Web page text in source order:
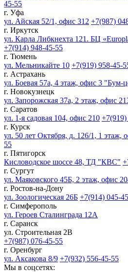
45-55
г. Уфа
ул. Айская 52/1, офис 312 +7(987)
г. Иркутск
ул. Карла Либкнехта 121. БЦ
+7(914) 948-45-55
г. Тюмень
ул. Мельникайте 10 +7(919) 958-45-
г. Астрахань
ул. Боевая 57а, 4 этаж, офис 3 "Бум-
г. Новокузнецк
ул. Запорожская 37а, 2 этаж, офис
г. Саратов
ул. 1-я садовая 104, офис 210
г. Курск
ул. 50 лет Октября, д. 126/1, 1 этаж,
55
г. Пятигорск
Кисловодское шоссе 48, ТД "КВС"
г. Сургут
ул. Маяковского 45Б, 2 этаж, офис
г. Ростов-на-Дону
ул. Зоологическая 26Б +7(914) 045-
г. Симферополь
ул. Героев Сталинграда 12А
г. Саранск
ул. Строительная 2В
+7(987) 076-45-55
г. Оренбург
ул. Аксакова 8/9 +7(932) 556-45-55
Мы в соцсетях: